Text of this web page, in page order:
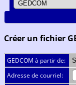
Créer un fichier
GEDCOM à partir de:
Adresse de courriel: